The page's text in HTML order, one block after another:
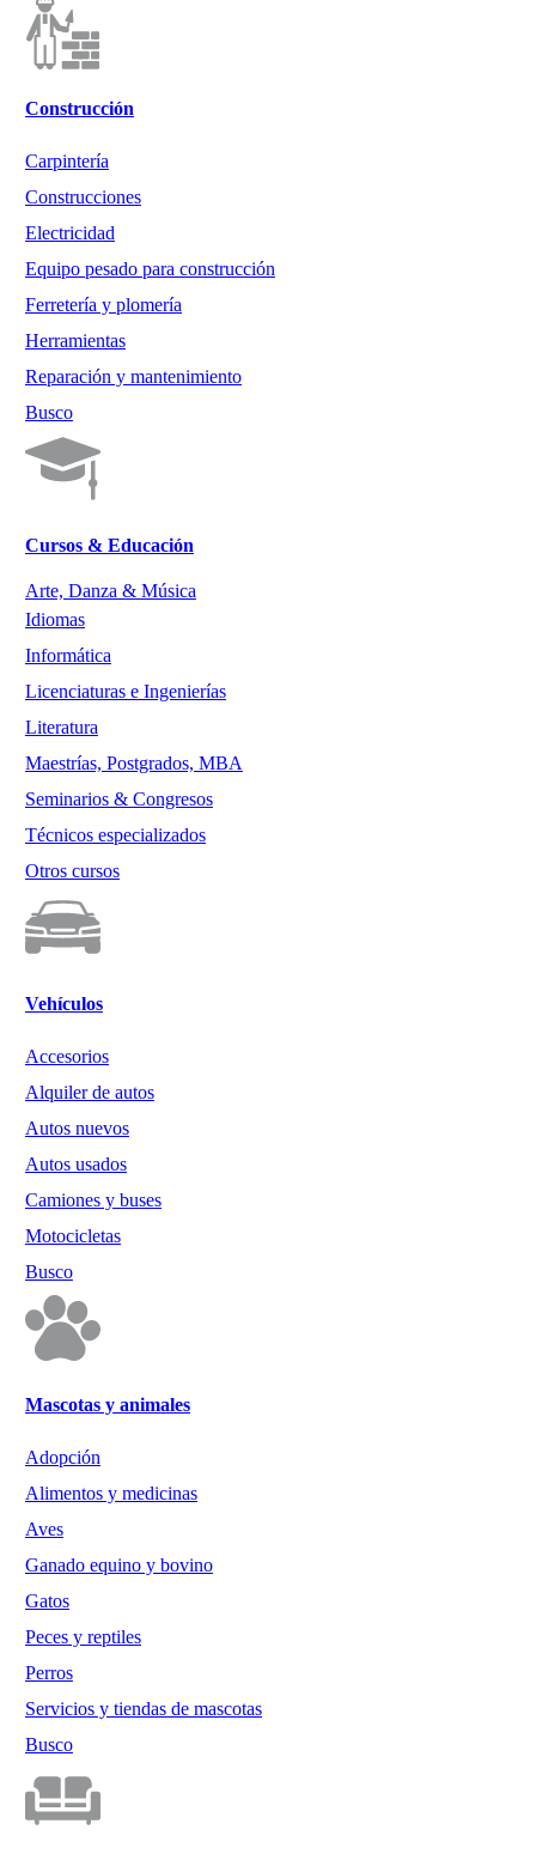
Construcción
Carpintería
Construcciones
Electricidad
Equipo pesado para construcción
Ferretería y plomería
Herramientas
Reparación y mantenimiento
Busco
Cursos & Educación
Arte, Danza & Música
Idiomas
Informática
Licenciaturas e Ingenierías
Literatura
Maestrías, Postgrados, MBA
Seminarios & Congresos
Técnicos especializados
Otros cursos
Vehículos
Accesorios
Alquiler de autos
Autos nuevos
Autos usados
Camiones y buses
Motocicletas
Busco
Mascotas y animales
Adopción
Alimentos y medicinas
Aves
Ganado equino y bovino
Gatos
Peces y reptiles
Perros
Servicios y tiendas de mascotas
Busco